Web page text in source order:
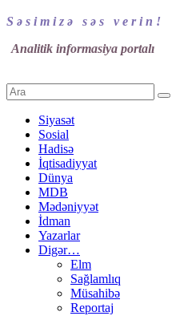
S ə s i m i z ə s ə s v e r i n !
Analitik informasiya portalı
Siyasət
Sosial
Hadisə
İqtisadiyyat
Dünya
MDB
Mədəniyyət
İdman
Yazarlar
Digər…
Elm
Sağlamlıq
Müsahibə
Reportaj